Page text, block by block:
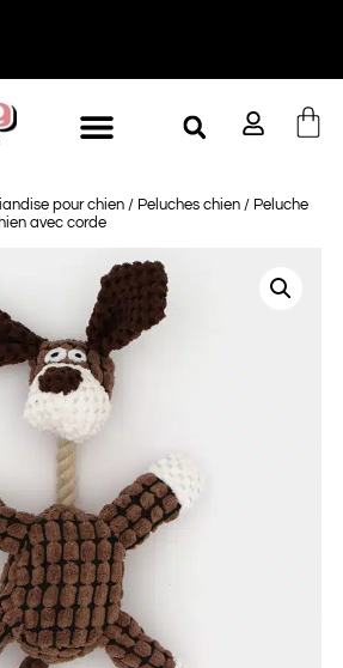
dès 35€ d'achat
pour chien/ Peluches chien/ Peluche
avec corde